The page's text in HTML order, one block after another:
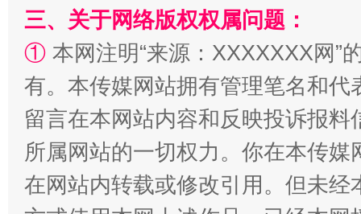
解纷+调解+退费，一次搞定
三、关于网络版权权属问题：
① 本网注明“来源：XXXXXXX网”
有。本传媒网站拥有管理笔名和
留言在本网站内容和反映投诉报
所属网站的一切权力。你在本传
在网站内转载或修改引用。但未